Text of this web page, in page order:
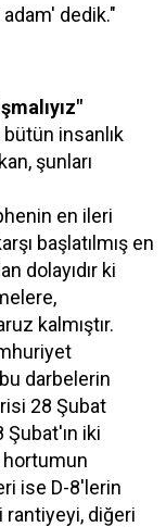
dedik."
insanlık
şunları
en ileri
başlatılmış en
dolayıdır ki
kalmıştır.
darbelerin
28 Şubat
Şubat'ın iki
hortumun
ise D-8'lerin
rantiyeyi, diğeri